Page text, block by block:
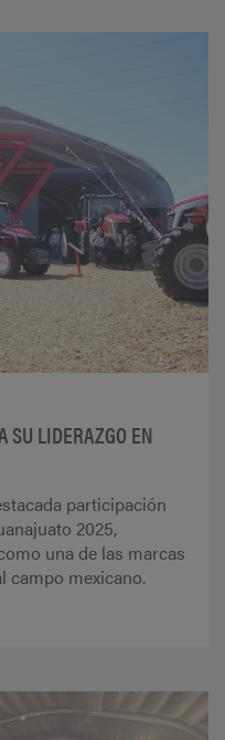
SU LIDERAZGO EN
participación
2025,
una de las marcas
campo mexicano.